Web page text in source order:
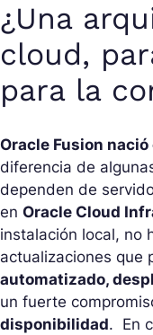
¿Una
cloud,
para la
Oracle Fusion nació
diferencia de
dependen de
en Oracle Cloud
instalación local, no
actualizaciones que
automatizado,
un fuerte
disponibilidad. En